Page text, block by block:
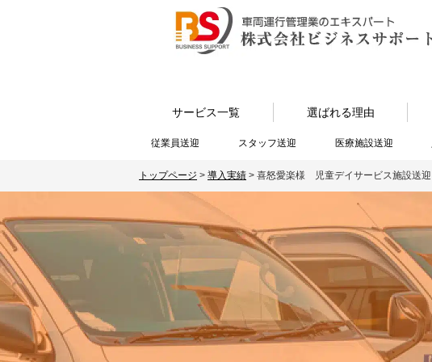
サービス一覧 選ばれる理由
従業員送迎 スタッフ送迎 医療施設送迎
トップページ > 導入実績 > 喜怒愛楽様 児童デイサービス施設送迎